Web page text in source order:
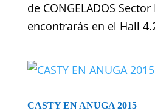
de CONGELADOS
encontrarás en el Hall
CASTY EN ANUGA 2015